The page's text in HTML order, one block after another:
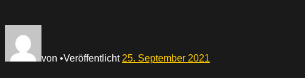
von •Veröffentlicht 25. September 2021